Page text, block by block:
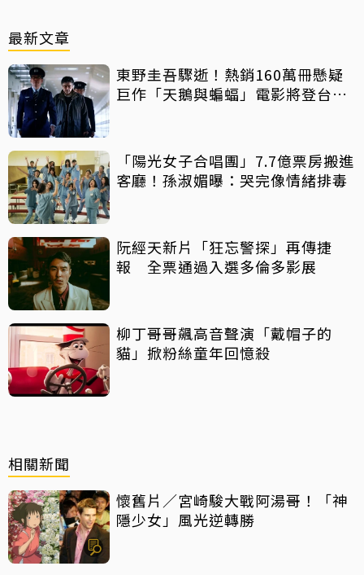
最新文章
東野圭吾驟逝！熱銷160萬冊懸疑
巨作「天鵝與蝙蝠」電影將登台上
「陽光女子合唱團」7.7億票房搬進
客廳！孫淑媚曝：哭完像情緒排毒
阮經天新片「狂忘警探」再傳捷
報 全票通過入選多倫多影展
柳丁哥哥飆高音聲演「戴帽子的
貓」掀粉絲童年回憶殺
相關新聞
懷舊片／宮崎駿大戰阿湯哥！「神
隱少女」風光逆轉勝